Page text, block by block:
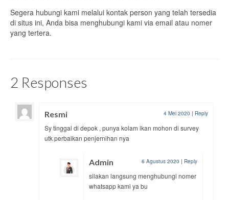
Segera hubungi kami melalui kontak person yang telah tersedia
di situs ini, Anda bisa menghubungi kami via email atau nomer
yang tertera.
2 Responses
Resmi 4 Mei 2020 | Reply
Sy tinggal di depok , punya kolam ikan mohon di survey
utk perbaikan penjernihan nya
Admin 6 Agustus 2020 | Reply
silakan langsung menghubungi nomer
whatsapp kami ya bu